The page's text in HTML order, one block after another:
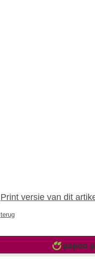
Print versie van dit
terug